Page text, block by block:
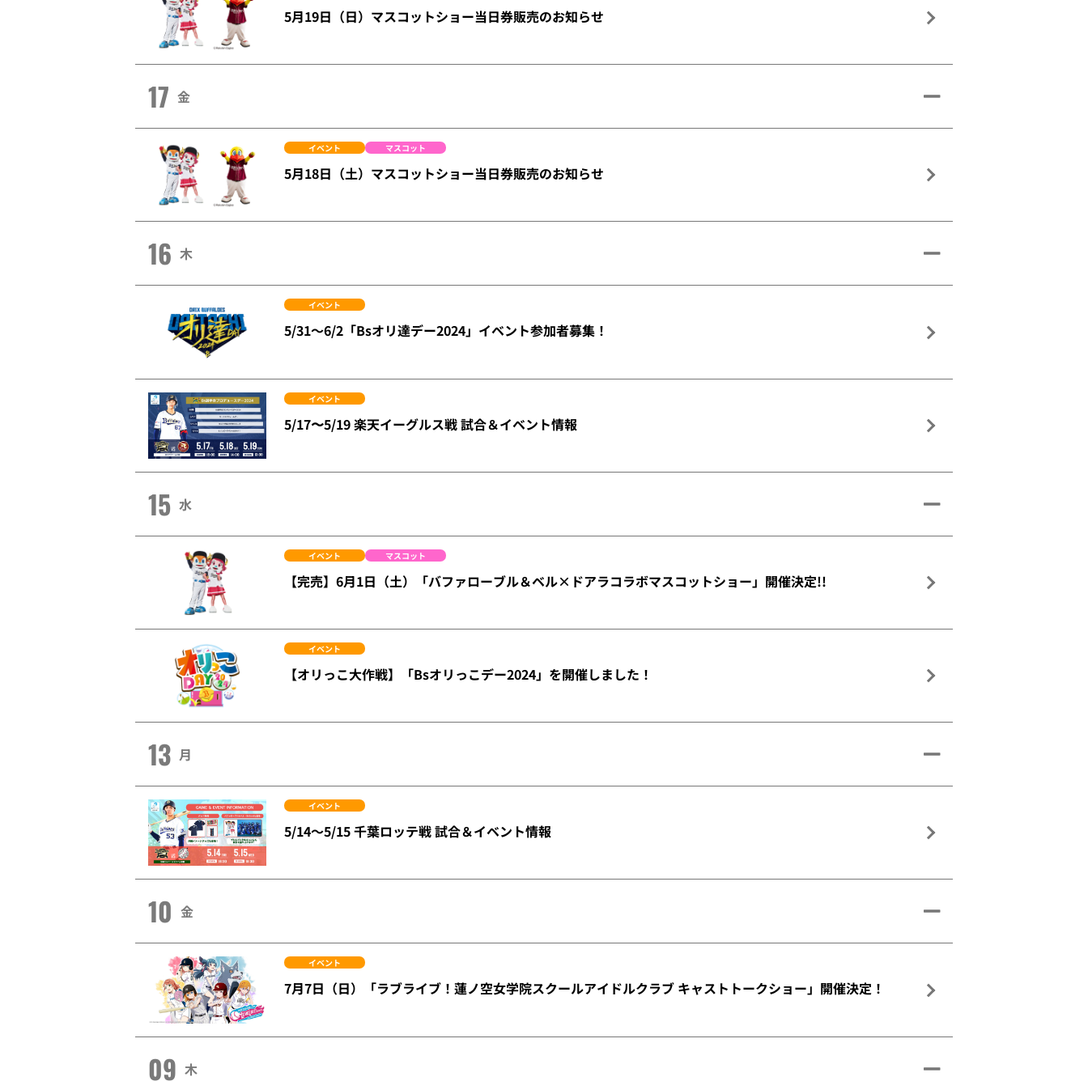
5月19日（日）マスコットショー当日券販売のお知らせ
17 金
イベント マスコット
5月18日（土）マスコットショー当日券販売のお知らせ
16 木
イベント
5/31～6/2「Bsオリ達デー2024」イベント参加者募集！
イベント
5/17〜5/19 楽天イーグルス戦 試合＆イベント情報
15 水
イベント マスコット
【完売】6月1日（土）「バファローブル＆ベル×ドアラコラボマスコットショー」開催決定!!
イベント
【オリっこ大作戦】「Bsオリっこデー2024」を開催しました！
13 月
イベント
5/14～5/15 千葉ロッテ戦 試合＆イベント情報
10 金
イベント
7月7日（日）「ラブライブ！蓮ノ空女学院スクールアイドルクラブ キャストトークショー」開催決定！
09 木